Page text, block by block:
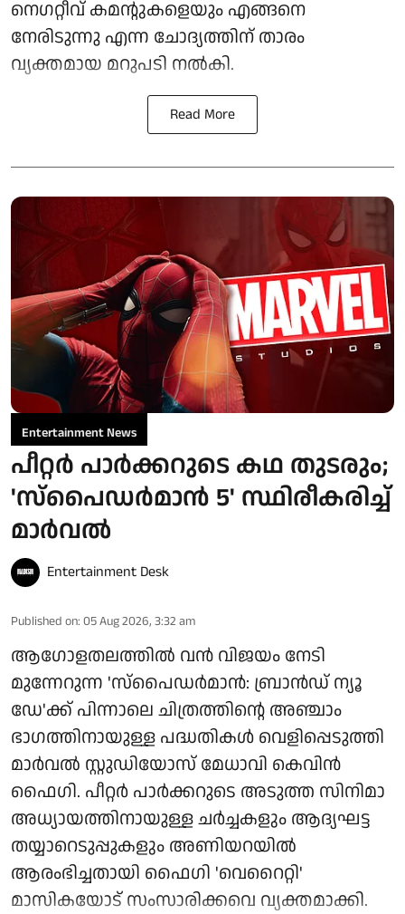
നെഗറ്റീവ് കമന്റുകളെയും എങ്ങനെ
നേരിടുന്നു എന്ന ചോദ്യത്തിന് താരം
വ്യക്തമായ മറുപടി നൽകി.
Read More
Entertainment News
പീറ്റർ പാർക്കറുടെ കഥ തുടരും;
'സ്‌പൈഡർമാൻ 5' സ്ഥിരീകരിച്ച്
മാർവൽ
Entertainment Desk
Published on: 05 Aug 2026, 3:32 am
ആഗോളതലത്തിൽ വൻ വിജയം നേടി
മുന്നേറുന്ന 'സ്‌പൈഡർമാൻ: ബ്രാൻഡ് ന്യൂ
ഡേ'ക്ക് പിന്നാലെ ചിത്രത്തിന്റെ അഞ്ചാം
ഭാഗത്തിനായുള്ള പദ്ധതികൾ വെളിപ്പെടുത്തി
മാർവൽ സ്റ്റുഡിയോസ് മേധാവി കെവിൻ
ഫൈഗി. പീറ്റർ പാർക്കറുടെ അടുത്ത സിനിമാ
അധ്യായത്തിനായുള്ള ചർച്ചകളും ആദ്യഘട്ട
തയ്യാറെടുപ്പുകളും അണിയറയിൽ
ആരംഭിച്ചതായി ഫൈഗി 'വെറൈറ്റി'
മാസികയോട് സംസാരിക്കവെ വ്യക്തമാക്കി.